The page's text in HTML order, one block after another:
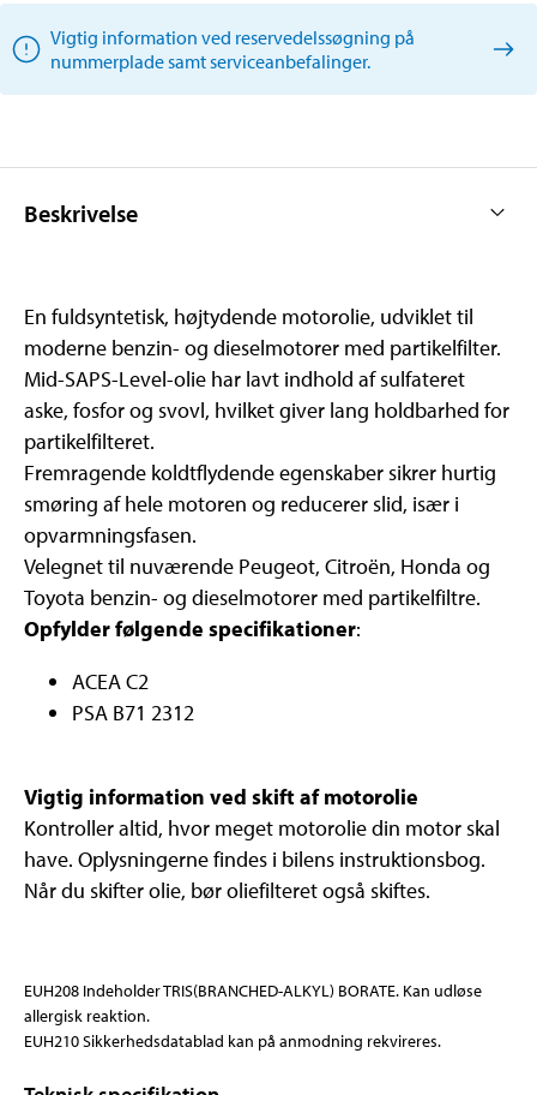
Vigtig information ved reservedelssøgning på
nummerplade samt serviceanbefalinger.
Beskrivelse
En fuldsyntetisk, højtydende motorolie, udviklet til
moderne benzin- og dieselmotorer med partikelfilter.
Mid-SAPS-Level-olie har lavt indhold af sulfateret
aske, fosfor og svovl, hvilket giver lang holdbarhed for
partikelfilteret.
Fremragende koldtflydende egenskaber sikrer hurtig
smøring af hele motoren og reducerer slid, især i
opvarmningsfasen.
Velegnet til nuværende Peugeot, Citroën, Honda og
Toyota benzin- og dieselmotorer med partikelfiltre.
Opfylder følgende specifikationer:
ACEA C2
PSA B71 2312
Vigtig information ved skift af motorolie
Kontroller altid, hvor meget motorolie din motor skal
have. Oplysningerne findes i bilens instruktionsbog.
Når du skifter olie, bør oliefilteret også skiftes.
EUH208 Indeholder TRIS(BRANCHED-ALKYL) BORATE. Kan udløse
allergisk reaktion.
EUH210 Sikkerhedsdatablad kan på anmodning rekvireres.